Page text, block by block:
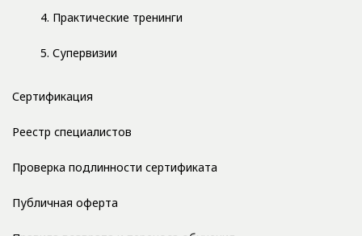
4. Практические тренинги
5. Супервизии
Сертификация
Реестр специалистов
Проверка подлинности сертификата
Публичная оферта